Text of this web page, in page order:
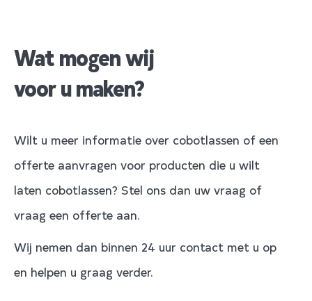
Wat mogen wij
voor u maken?
Wilt u meer informatie over cobotlassen of een
offerte aanvragen voor producten die u wilt
laten cobotlassen? Stel ons dan uw vraag of
vraag een offerte aan.
Wij nemen dan binnen 24 uur contact met u op
en helpen u graag verder.